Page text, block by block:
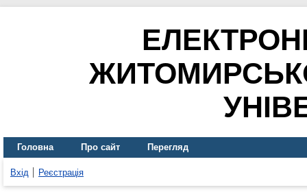
Головна Про сайт Перегляд
Вхід Реєстрація